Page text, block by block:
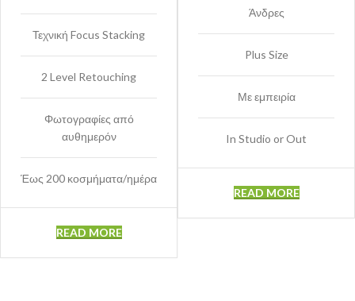
Τεχνική Focus Stacking
2 Level Retouching
Φωτογραφίες από
αυθημερόν
Έως 200 κοσμήματα/ημέρα
READ MORE
Άνδρες
Plus Size
Με εμπειρία
In Studio or Out
READ MORE